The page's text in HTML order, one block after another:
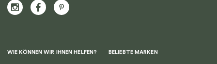
WIE KÖNNEN WIR IHNEN HELFEN? BELIEBTE MARKEN